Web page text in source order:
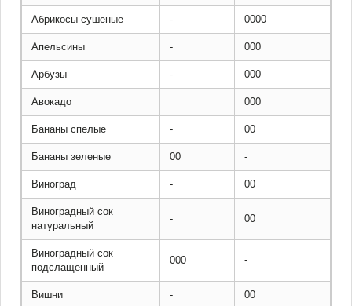
Абрикосы сушеные - 0000
Апельсины - 000
Арбузы - 000
Авокадо 000
Бананы спелые - 00
Бананы зеленые 00 -
Виноград - 00
Виноградный сок
натуральный
- 00
Виноградный сок
подслащенный
000 -
Вишни - 00